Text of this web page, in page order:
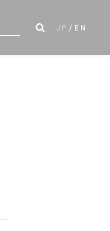
JP EN